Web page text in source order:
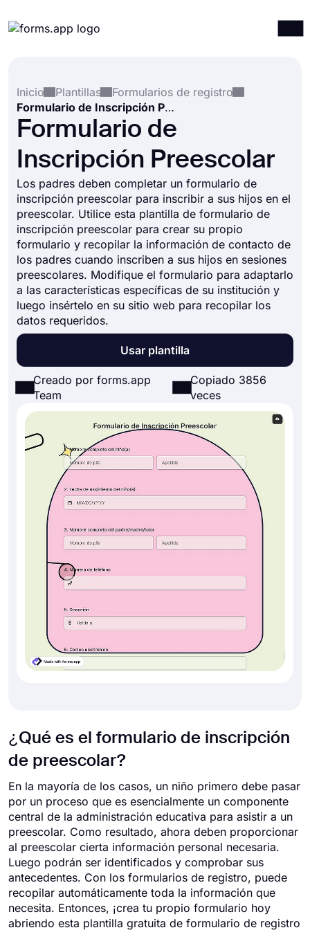
Integraciones
Plantillas
Recursos
Inicio
Plantillas
Formularios de registro
Formulario de Inscripción Preescolar
Formulario de
Inscripción Preescolar
Los padres deben completar un formulario de
inscripción preescolar para inscribir a sus hijos en el
preescolar. Utilice esta plantilla de formulario de
inscripción preescolar para crear su propio
formulario y recopilar la información de contacto de
los padres cuando inscriben a sus hijos en sesiones
preescolares. Modifique el formulario para adaptarlo
a las características específicas de su institución y
luego insértelo en su sitio web para recopilar los
datos requeridos.
Usar plantilla
Creado por forms.app
Team
Copiado 3856
veces
¿Qué es el formulario de inscripción
de preescolar?
En la mayoría de los casos, un niño primero debe pasar
por un proceso que es esencialmente un componente
central de la administración educativa para asistir a un
preescolar. Como resultado, ahora deben proporcionar
al preescolar cierta información personal necesaria.
Luego podrán ser identificados y comprobar sus
antecedentes. Con los formularios de registro, puede
recopilar automáticamente toda la información que
necesita. Entonces, ¡crea tu propio formulario hoy
abriendo esta plantilla gratuita de formulario de registro